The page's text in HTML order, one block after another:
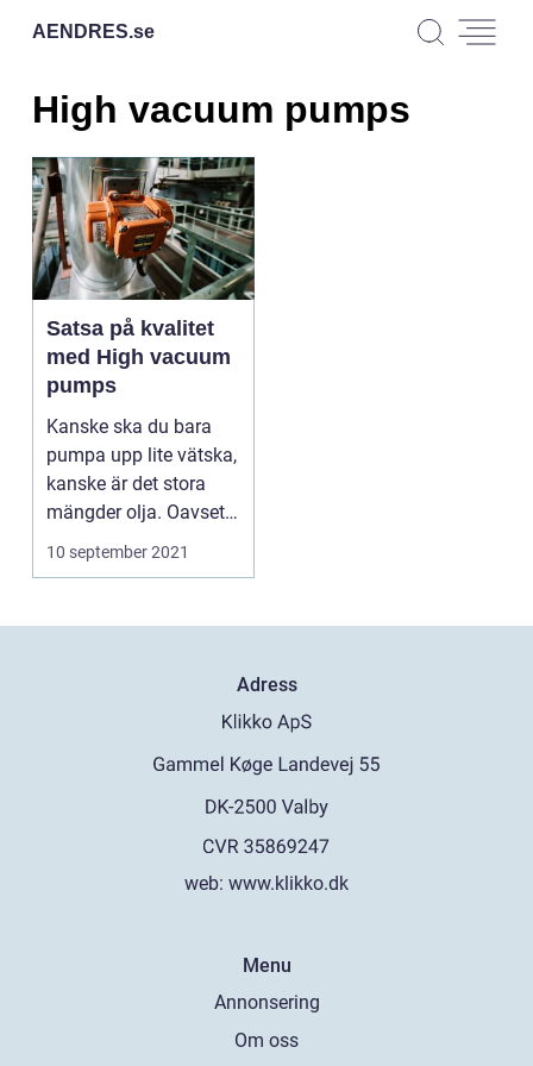
AENDRES.se
High vacuum pumps
Satsa på kvalitet
med High vacuum
pumps
Kanske ska du bara
pumpa upp lite vätska,
kanske är det stora
mängder olja. Oavsett
vad du jobbar i ...
10 september 2021
Adress
web: www.klikko.dk
Menu
Annonsering
Om oss